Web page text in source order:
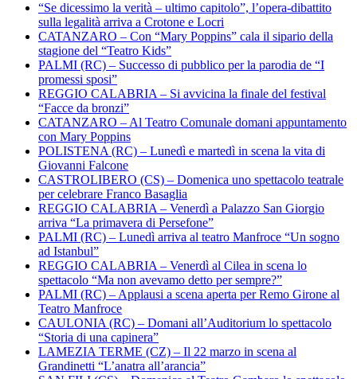
“Se dicessimo la verità – ultimo capitolo”, l’opera-dibattito
sulla legalità arriva a Crotone e Locri
CATANZARO – Con “Mary Poppins” cala il sipario della
stagione del “Teatro Kids”
PALMI (RC) – Successo di pubblico per la parodia de “I
promessi sposi”
REGGIO CALABRIA – Si avvicina la finale del festival
“Facce da bronzi”
CATANZARO – Al Teatro Comunale domani appuntamento
con Mary Poppins
POLISTENA (RC) – Lunedì e martedì in scena la vita di
Giovanni Falcone
CASTROLIBERO (CS) – Domenica uno spettacolo teatrale
per celebrare Franco Basaglia
REGGIO CALABRIA – Venerdì a Palazzo San Giorgio
arriva “La primavera di Persefone”
PALMI (RC) – Lunedì arriva al teatro Manfroce “Un sogno
ad Istanbul”
REGGIO CALABRIA – Venerdì al Cilea in scena lo
spettacolo “Ma non avevamo detto per sempre?”
PALMI (RC) – Applausi a scena aperta per Remo Girone al
Teatro Manfroce
CAULONIA (RC) – Domani all’Auditorium lo spettacolo
“Storia di una capinera”
LAMEZIA TERME (CZ) – Il 22 marzo in scena al
Grandinetti “L’anatra all’arancia”